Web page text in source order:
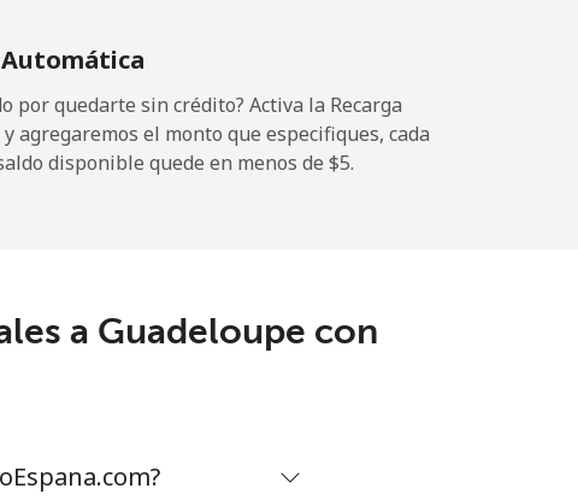
Automática
por quedarte sin crédito? Activa la Recarga
agregaremos el monto que especifiques, cada
disponible quede en menos de ⁦$5⁩.
a Guadeloupe con